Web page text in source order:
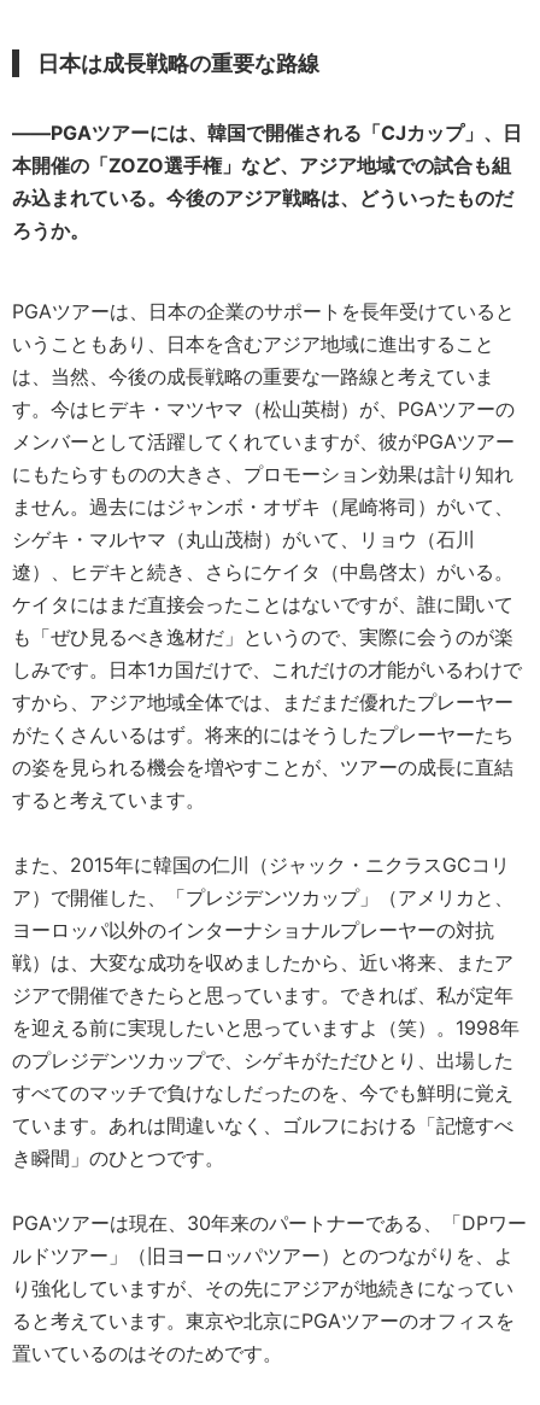
日本は成長戦略の重要な路線
――PGAツアーには、韓国で開催される「CJカップ」、日
本開催の「ZOZO選手権」など、アジア地域での試合も組
み込まれている。今後のアジア戦略は、どういったものだ
ろうか。
PGAツアーは、日本の企業のサポートを長年受けていると
いうこともあり、日本を含むアジア地域に進出すること
は、当然、今後の成長戦略の重要な一路線と考えていま
す。今はヒデキ・マツヤマ（松山英樹）が、PGAツアーの
メンバーとして活躍してくれていますが、彼がPGAツアー
にもたらすものの大きさ、プロモーション効果は計り知れ
ません。過去にはジャンボ・オザキ（尾崎将司）がいて、
シゲキ・マルヤマ（丸山茂樹）がいて、リョウ（石川
遼）、ヒデキと続き、さらにケイタ（中島啓太）がいる。
ケイタにはまだ直接会ったことはないですが、誰に聞いて
も「ぜひ見るべき逸材だ」というので、実際に会うのが楽
しみです。日本1カ国だけで、これだけの才能がいるわけで
すから、アジア地域全体では、まだまだ優れたプレーヤー
がたくさんいるはず。将来的にはそうしたプレーヤーたち
の姿を見られる機会を増やすことが、ツアーの成長に直結
すると考えています。
また、2015年に韓国の仁川（ジャック・ニクラスGCコリ
ア）で開催した、「プレジデンツカップ」（アメリカと、
ヨーロッパ以外のインターナショナルプレーヤーの対抗
戦）は、大変な成功を収めましたから、近い将来、またア
ジアで開催できたらと思っています。できれば、私が定年
を迎える前に実現したいと思っていますよ（笑）。1998年
のプレジデンツカップで、シゲキがただひとり、出場した
すべてのマッチで負けなしだったのを、今でも鮮明に覚え
ています。あれは間違いなく、ゴルフにおける「記憶すべ
き瞬間」のひとつです。
PGAツアーは現在、30年来のパートナーである、「DPワー
ルドツアー」（旧ヨーロッパツアー）とのつながりを、よ
り強化していますが、その先にアジアが地続きになってい
ると考えています。東京や北京にPGAツアーのオフィスを
置いているのはそのためです。